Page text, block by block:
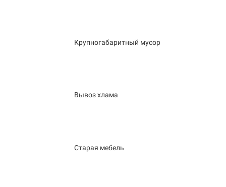
Крупногабаритный мусор
Вывоз хлама
Старая мебель